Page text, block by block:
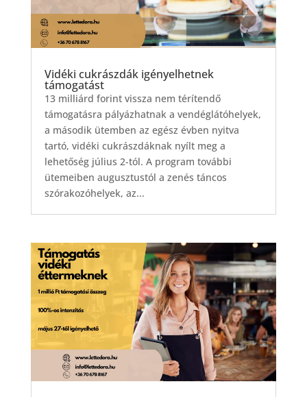
Vidéki cukrászdák igényelhetnek
támogatást
13 milliárd forint vissza nem térítendő
támogatásra pályázhatnak a vendéglátóhelyek,
a második ütemben az egész évben nyitva
tartó, vidéki cukrászdáknak nyílt meg a
lehetőség július 2-tól. A program további
ütemeiben augusztustól a zenés táncos
szórakozóhelyek, az...